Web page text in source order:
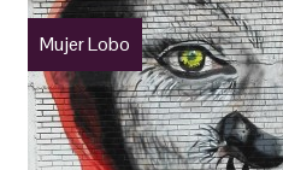
Mujer Lobo